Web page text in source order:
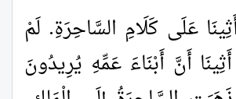
عَلَى كَلَامِ السَّاحِرَةِ. لَمْ
أَنَّ أَبْنَاءَ عَمِّهِ يُرِيدُونَ